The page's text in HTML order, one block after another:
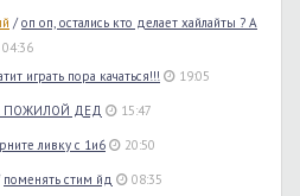
/оп оп, остались кто делает хайлайты ? А
04:36
играть пора качаться!!! 19:05
ПОЖИЛОЙ ДЕД 15:47
ливку с 1и6 20:50
поменять стим йд 08:35